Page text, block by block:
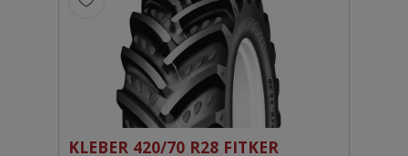
KLEBER 420/70 R28 FITKER